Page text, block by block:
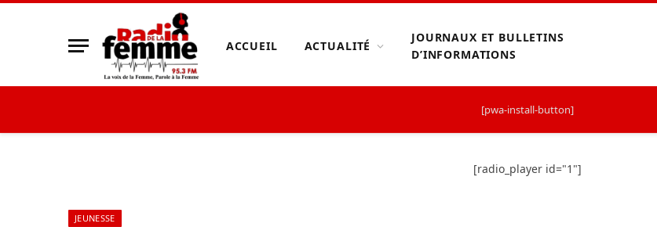
ACCUEIL ACTUALITÉ
JOURNAUX ET BULLETINS
D’INFORMATIONS
[pwa-install-button]
[radio_player id="1"]
JEUNESSE